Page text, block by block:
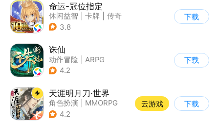
命运-冠位指定
休闲益智 卡牌
传奇
| 命运
3.8
下载
诛仙
动作冒险
ARPG
| 仙侠
4.2
下载
天涯明月刀·世界
角色扮演
MMORPG
| 武侠
4.2
云游戏 下载